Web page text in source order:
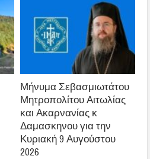
Μήνυμα Σεβασμιωτάτου
Μητροπολίτου Αιτωλίας
και Ακαρνανίας κ
Δαμασκηνου για την
Κυριακή 9 Αυγούστου
2026